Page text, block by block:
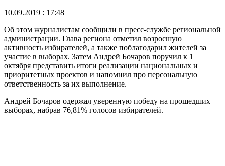
10.09.2019 : 17:48
Об этом журналистам сообщили в пресс-службе региональной
администрации. Глава региона отметил возросшую
активность избирателей, а также поблагодарил жителей за
участие в выборах. Затем Андрей Бочаров поручил к 1
октября представить итоги реализации национальных и
приоритетных проектов и напомнил про персональную
ответственность за их выполнение.
Андрей Бочаров одержал уверенную победу на прошедших
выборах, набрав 76,81% голосов избирателей.